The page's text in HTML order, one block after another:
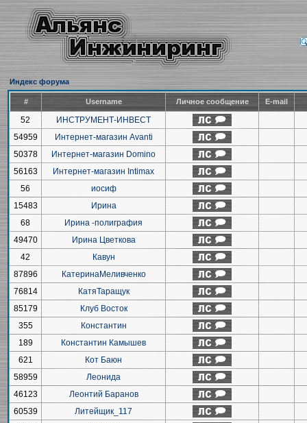
Индекс форума
# Username Личное сообщение E-mail
52
ИНСТРУМЕНТ-ИНВЕСТ
54959
Интернет-магазин Avanti
50378
Интернет-магазин Domino
56163
Интернет-магазин Intimax
56
иосиф
15483
Ирина
68
Ирина -полиграфия
49470
Ирина Цветкова
42
Кавун
87896
КатеринаМеливченко
76814
КатяТаращук
85179
Клуб Восток
355
Константин
189
Константин Камышев
621
Кот Баюн
58959
Леонида
46123
Леонтий Баранов
60539
Литейщик_117